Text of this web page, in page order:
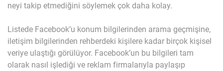
neyi takip etmediğini söylemek çok daha kolay.
Listede Facebook’u konum bilgilerinden arama geçmişine,
iletişim bilgilerinden rehberdeki kişilere kadar birçok kişisel
veriye ulaştığı görülüyor. Facebook’un bu bilgileri tam
olarak nasıl işlediği ve reklam firmalarıyla paylaşıp